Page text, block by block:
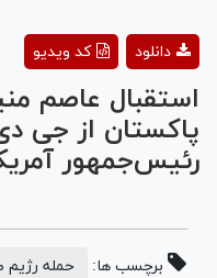
کد ویدیو دانلود
استقبال عاصم
پاکستان از جی
رئیس‌جمهور
برچسب ها: حمله رژیم